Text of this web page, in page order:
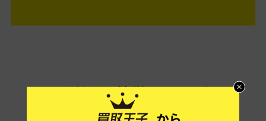
ご利用は簡単3ステップ
- FLOW -